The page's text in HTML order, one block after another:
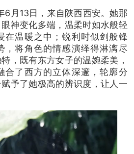
6月13日，来自陕西西安。她那
神变化多端，温柔时如水般轻
在温暖之中；锐利时似剑般锋
，将角色的情感演绎得淋漓尽
，既有东方女子的温婉柔美，
合了西方的立体深邃，轮廓分
予了她极高的辨识度，让人一